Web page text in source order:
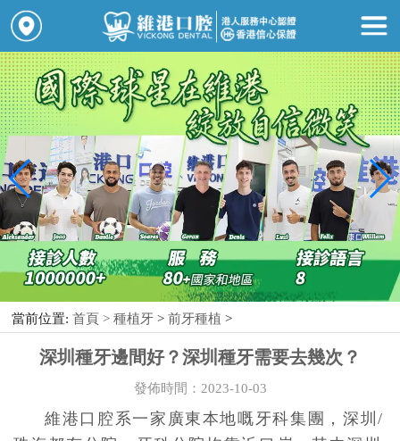
當前位置: 首頁 >種植牙 >前牙種植 >
深圳種牙邊間好？深圳種牙需要去幾次？
發佈時間：2023-10-03
維港口腔系一家廣東本地嘅牙科集團，深圳/